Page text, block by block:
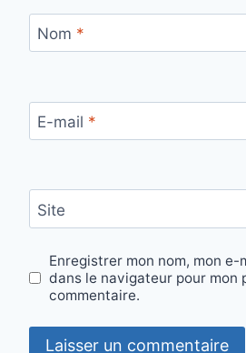
Nom *
E-mail *
Site
Enregistrer mon nom, mon e-
dans le navigateur pour mon
commentaire.